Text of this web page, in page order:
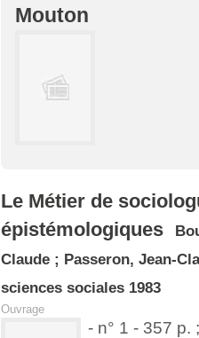
Mouton
U
V
Le Métier de
épistémologiques
Claude ; Passeron, Jean-
sciences sociales 1983
Ouvrage
- n° 1 - 357 p.